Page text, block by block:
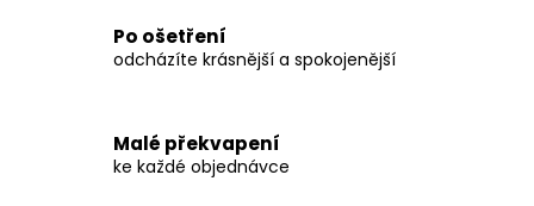
r
y
v
ý
Po ošetření
odcházíte krásnější a spokojenější
Malé překvapení
ke každé objednávce